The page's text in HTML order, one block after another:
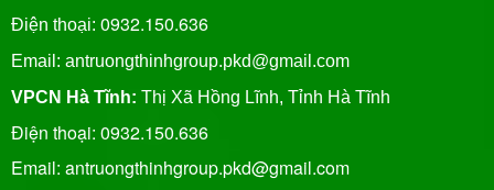
Điện thoại: 0932.150.636
Email: antruongthinhgroup.pkd@gmail.com
VPCN Hà Tĩnh: Thị Xã Hồng Lĩnh, Tỉnh Hà Tĩnh
Điện thoại: 0932.150.636
Email: antruongthinhgroup.pkd@gmail.com